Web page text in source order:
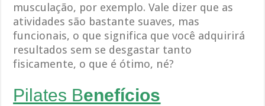
musculação, por exemplo. Vale dizer que as
atividades são bastante suaves, mas
funcionais, o que significa que você adquirirá
resultados sem se desgastar tanto
fisicamente, o que é ótimo, né?
Pilates Benefícios